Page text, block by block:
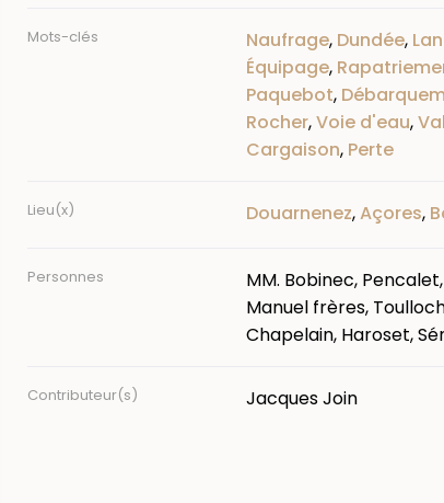
Mots-clés Naufrage, Dundée,
Équipage,
Paquebot,
Rocher,Voie d'eau,
Cargaison, Perte
Lieu(x) Douarnenez,Açores,
Personnes
MM. Bobinec,
Manuel frères,
Chapelain, Haroset,
Contributeur(s) Jacques Join